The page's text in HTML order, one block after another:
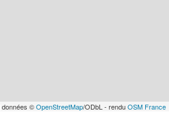
données ©OpenStreetMap/ODbL - renduOSM France